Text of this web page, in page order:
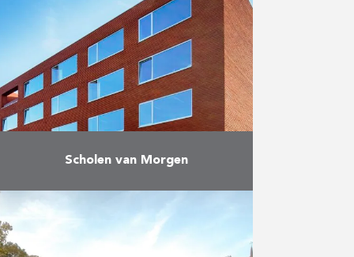
parkeergarage. Deze eerste fase
van de bouwwerken in opdracht
van …
Meer
Scholen van Morgen
publiek-private samenwerking
(PPS) tussen AG Real Estate, BNP